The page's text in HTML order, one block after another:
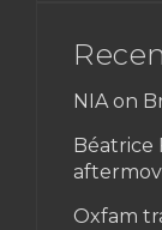
NIA on
Béatrice
Oxfam